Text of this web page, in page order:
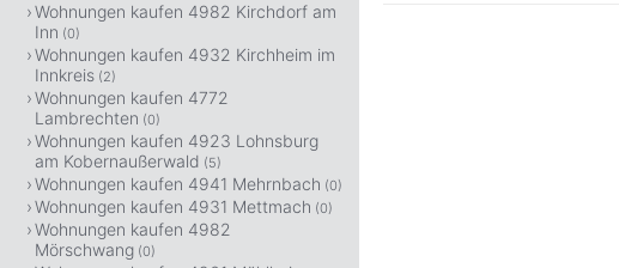
Wohnungen kaufen 4982 Kirchdorf am
Inn (0)
Wohnungen kaufen 4932 Kirchheim im
Innkreis (2)
Wohnungen kaufen 4772
Lambrechten (0)
Wohnungen kaufen 4923 Lohnsburg
am Kobernaußerwald (5)
Wohnungen kaufen 4941 Mehrnbach (0)
Wohnungen kaufen 4931 Mettmach (0)
Wohnungen kaufen 4982
Mörschwang (0)